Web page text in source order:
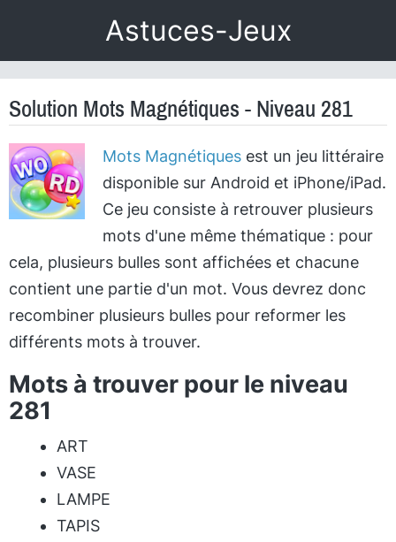
Astuces-Jeux
Solution Mots Magnétiques - Niveau 281
Mots Magnétiquesest un jeu littéraire
disponible sur Android et iPhone/iPad.
Ce jeu consiste à retrouver plusieurs
mots d'une même thématique : pour
cela, plusieurs bulles sont affichées et chacune
contient une partie d'un mot. Vous devrez donc
recombiner plusieurs bulles pour reformer les
différents mots à trouver.
Mots à trouver pour le niveau
281
ART
VASE
LAMPE
TAPIS